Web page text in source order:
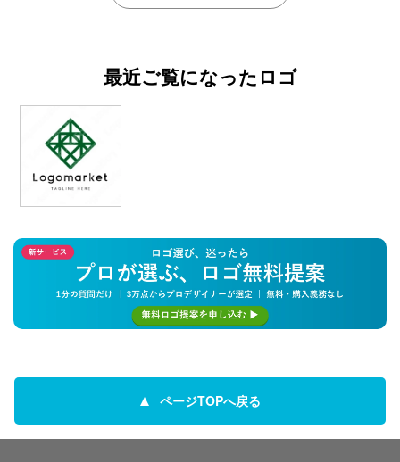
最近ご覧になったロゴ
ページTOPへ戻る